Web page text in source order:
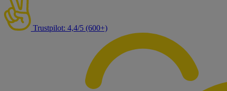
Trustpilot: 4,4/5 (600+)